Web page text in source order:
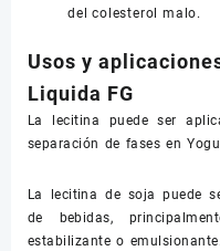
del colesterol malo.
Usos y
Liquida FG
La lecitina puede ser
separación de fases en
La lecitina de soja puede
de bebidas,
estabilizante o emulsionante.